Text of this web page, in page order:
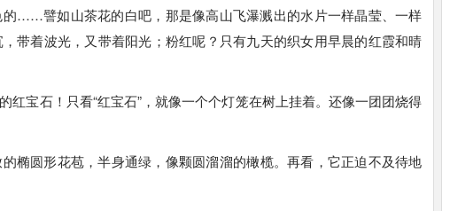
……譬如山茶花的白吧，那是像高山飞瀑溅出的水片一样晶莹、一样
带着波光，又带着阳光；粉红呢？只有九天的织女用早晨的红霞和晴
红宝石！只看“红宝石”，就像一个个灯笼在树上挂着。还像一团团烧得
椭圆形花苞，半身通绿，像颗圆溜溜的橄榄。再看，它正迫不及待地